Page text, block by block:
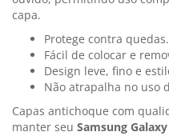
capa.
Protege contra quedas.
Fácil de colocar e
Design leve, fino e
Não atrapalha no uso
Capas antichoque com
manter seu Samsung